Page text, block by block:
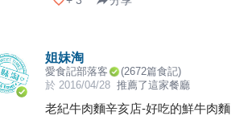
姐妹淘
愛食記部落客 (2672篇食記)
於 2016/04/28 推薦了這家餐廳
老紀牛肉麵辛亥店-好吃的鮮牛肉麵